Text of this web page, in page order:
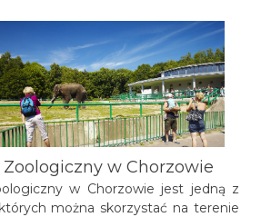
Zoologiczny w Chorzowie
w Chorzowie jest jedną z
można skorzystać na terenie